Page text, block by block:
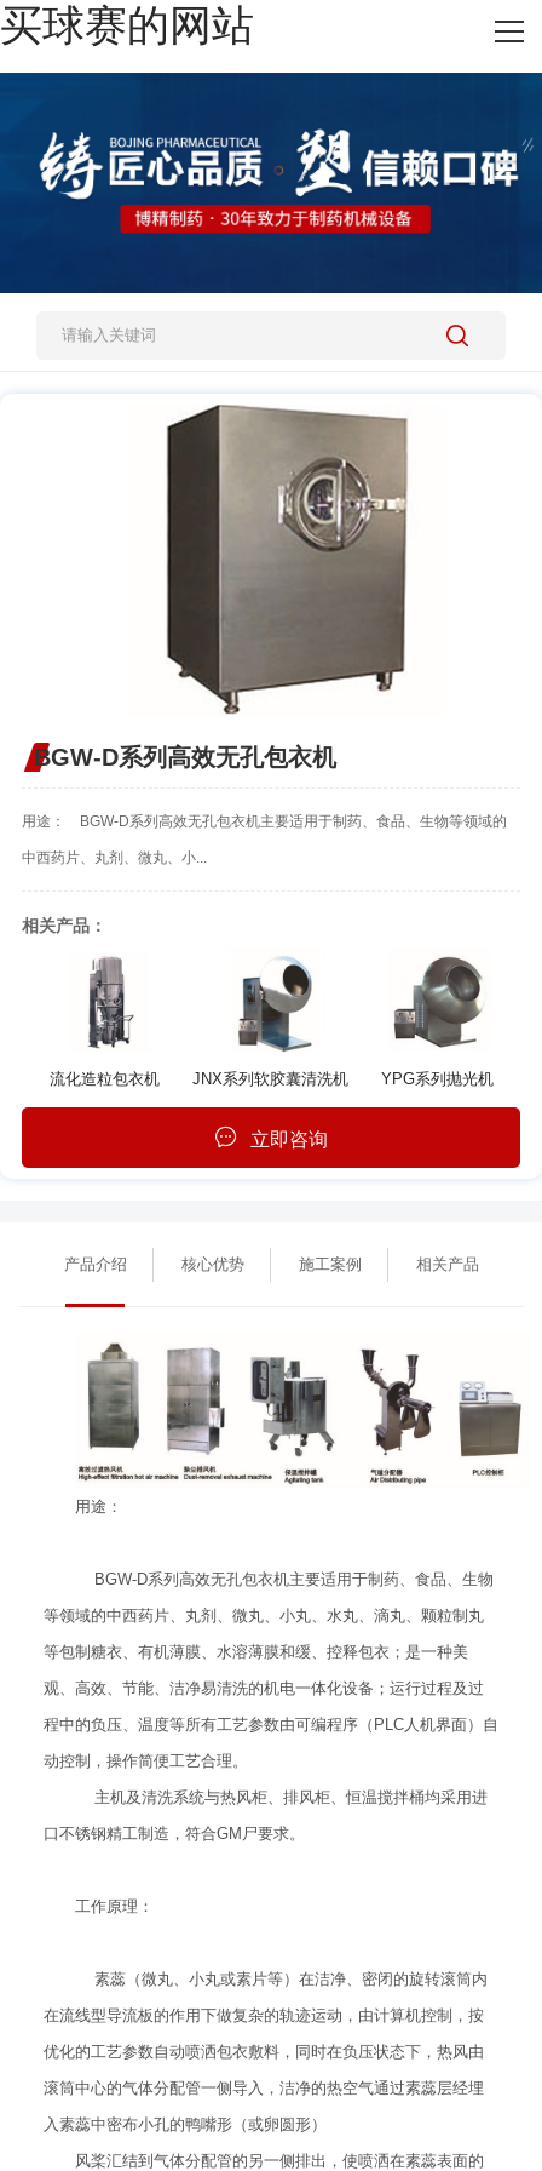
买球赛的网站
网站买球赛的网站
施工案例
人才招聘
买球赛的网站-中国买球指南
BGW-D系列高效无孔包衣机
用途： BGW-D系列高效无孔包衣机主要适用于制药、食品、生物等领域的
中西药片、丸剂、微丸、小...
相关产品：
流化造粒包衣机 JNX系列软胶囊清洗机 YPG系列抛光机
立即咨询
产品介绍 核心优势 施工案例 相关产品
用途：
BGW-D系列高效无孔包衣机主要适用于制药、食品、生物
等领域的中西药片、丸剂、微丸、小丸、水丸、滴丸、颗粒制丸
等包制糖衣、有机薄膜、水溶薄膜和缓、控释包衣；是一种美
观、高效、节能、洁净易清洗的机电一体化设备；运行过程及过
程中的负压、温度等所有工艺参数由可编程序（PLC人机界面）自
动控制，操作简便工艺合理。
主机及清洗系统与热风柜、排风柜、恒温搅拌桶均采用进
口不锈钢精工制造，符合GM尸要求。
工作原理：
素蕊（微丸、小丸或素片等）在洁净、密闭的旋转滚筒内
在流线型导流板的作用下做复杂的轨迹运动，由计算机控制，按
优化的工艺参数自动喷洒包衣敷料，同时在负压状态下，热风由
滚筒中心的气体分配管一侧导入，洁净的热空气通过素蕊层经埋
入素蕊中密布小孔的鸭嘴形（或卵圆形）
风桨汇结到气体分配管的另一侧排出，使喷洒在素蕊表面的